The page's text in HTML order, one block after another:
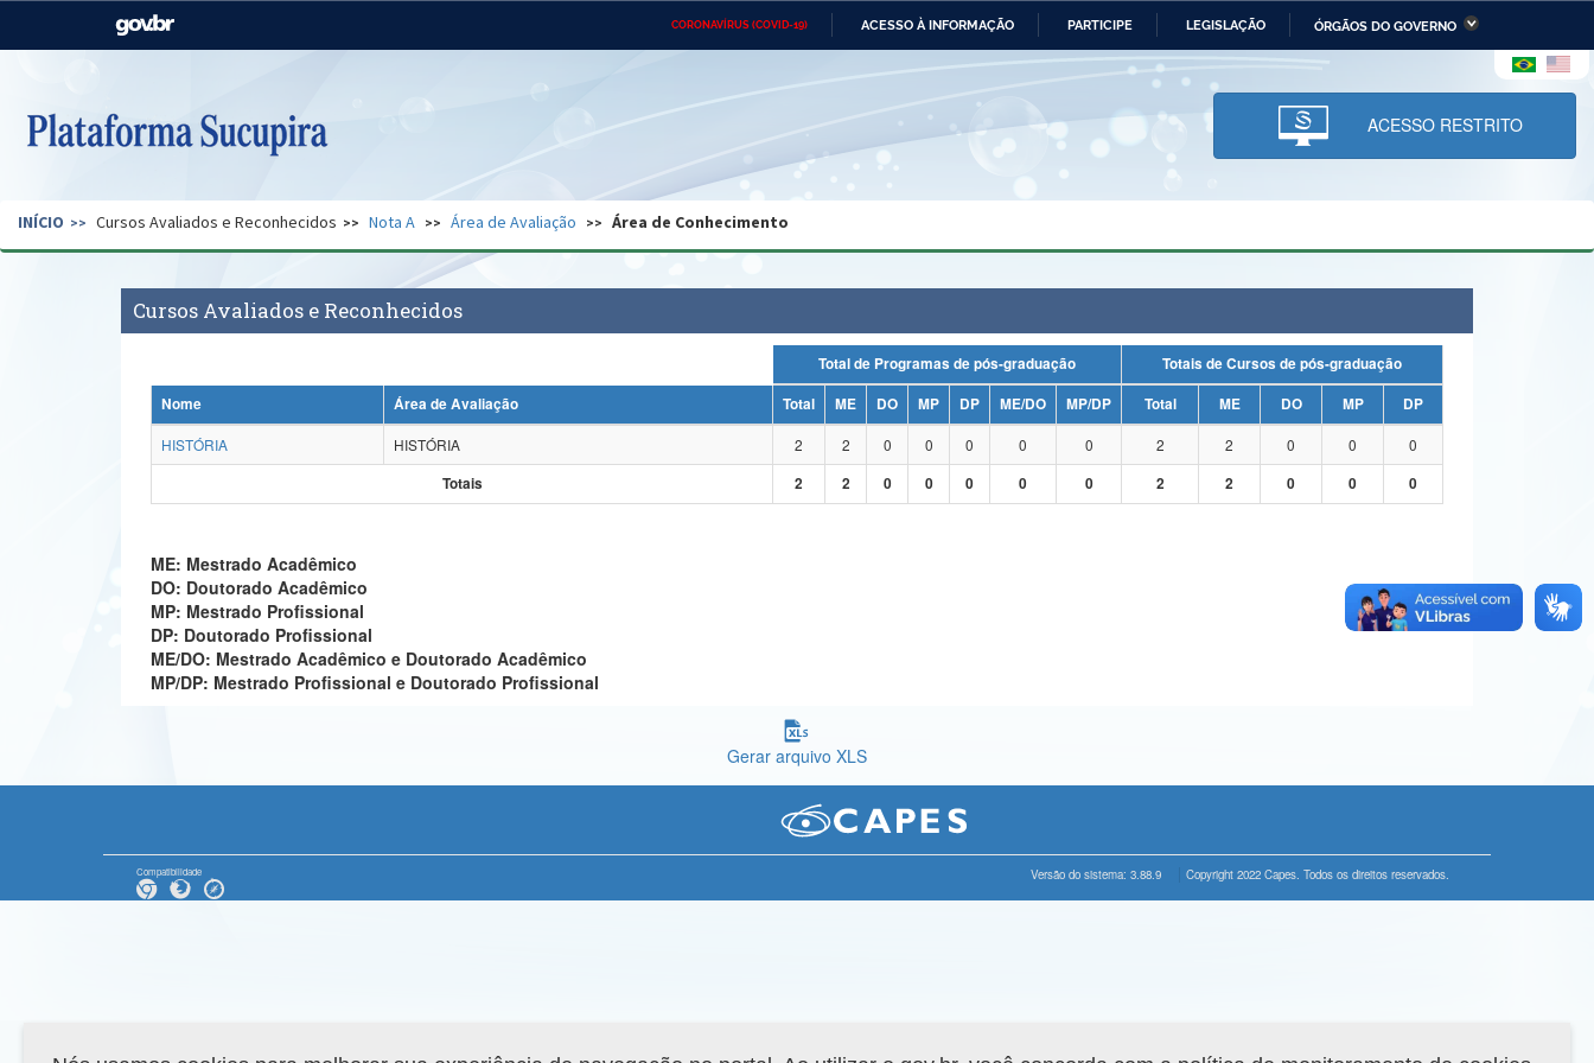
CORONAVÍRUS (COVID-19) ACESSO À INFORMAÇÃO PARTICIPE LEGISLAÇÃO ÓRGÃOS DO GOVERNO
Casa Civil Ministério das Relações Ministério da Economia Ministério da Infraestrutura
Pecuária e Abastecimento
Ministério da Ciência,
Tecnologia, Inovações e
Comunicações
Ministério do Desenvolvimento
Regional e dos Direitos Humanos
Secretaria de Governo Gabinete de Segurança Advocacia-Geral da União Banco Central do Brasil Planalto
ACESSO RESTRITO
INÍCIO Cursos Avaliados e Reconhecidos Nota A Área de Avaliação Área de Conhecimento
Cursos Avaliados e Reconhecidos
Total de Programas de pós-graduação
Totais de Cursos de pós-graduação
Nome
Área de Avaliação Total ME DO MP DP ME/DO MP/DP Total ME DO MP
DP
HISTÓRIA
HISTÓRIA 2 2 0 0 0 0 0 2 2 0 0
0
Totais
2 2 0 0 0 0 0 2 2 0 0 0
ME: Mestrado Acadêmico
DO: Doutorado Acadêmico
MP: Mestrado Profissional
DP: Doutorado Profissional
ME/DO: Mestrado Acadêmico e Doutorado Acadêmico
MP/DP: Mestrado Profissional e Doutorado Profissional
Gerar arquivo XLS
Compatibilidade Versão do sistema: 3.88.9 Copyright 2022 Capes. Todos os direitos reservados.